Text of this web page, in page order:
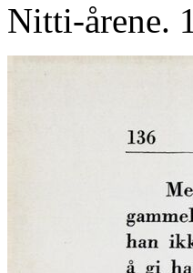
Nitti-årene.